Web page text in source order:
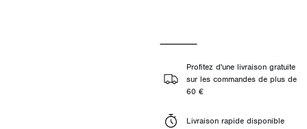
Profitez d'une livraison gratuite
sur les commandes de plus de
60 €
Livraison rapide disponible